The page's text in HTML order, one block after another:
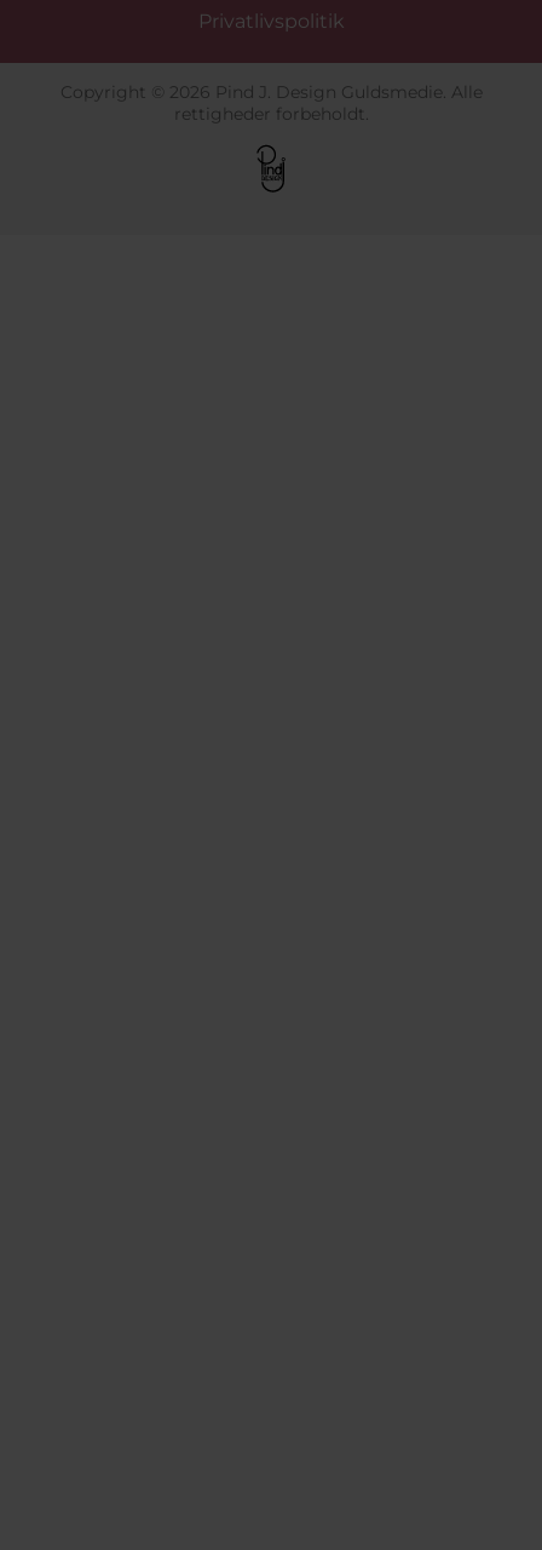
Privatlivspolitik
Copyright © 2026 Pind J. Design Guldsmedie. Alle
rettigheder forbeholdt.